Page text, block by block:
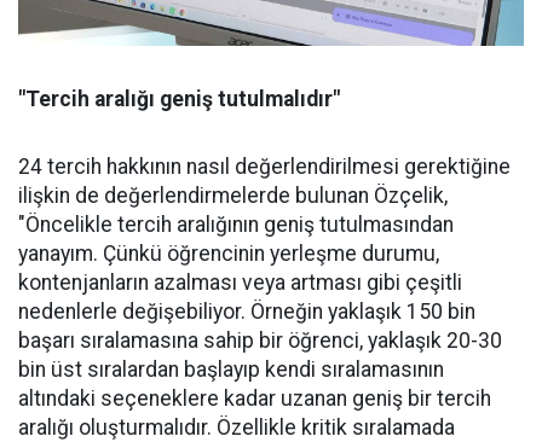
"Tercih aralığı geniş tutulmalıdır"
24 tercih hakkının nasıl değerlendirilmesi gerektiğine
ilişkin de değerlendirmelerde bulunan Özçelik,
"Öncelikle tercih aralığının geniş tutulmasından
yanayım. Çünkü öğrencinin yerleşme durumu,
kontenjanların azalması veya artması gibi çeşitli
nedenlerle değişebiliyor. Örneğin yaklaşık 150 bin
başarı sıralamasına sahip bir öğrenci, yaklaşık 20-30
bin üst sıralardan başlayıp kendi sıralamasının
altındaki seçeneklere kadar uzanan geniş bir tercih
aralığı oluşturmalıdır. Özellikle kritik sıralamada